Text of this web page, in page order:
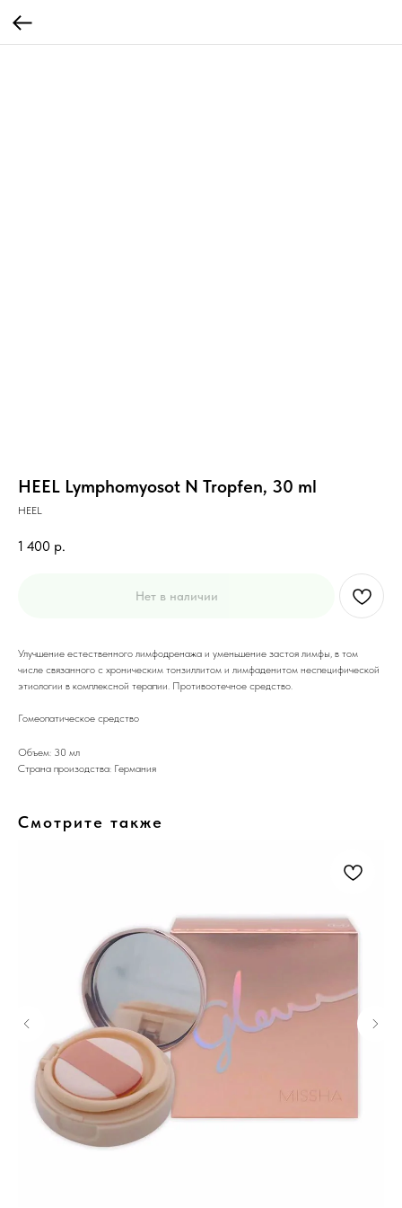
HEEL Lymphomyosot N Tropfen, 30 ml
HEEL
1 400 р.
Нет в наличии
Улучшение естественного лимфодренажа и уменьшение застоя лимфы, в том
числе связанного с хроническим тонзиллитом и лимфаденитом неспецифической
этиологии в комплексной терапии. Противоотечное средство.
Гомеопатическое средство
Объем: 30 мл
Страна произодства: Германия
Смотрите также